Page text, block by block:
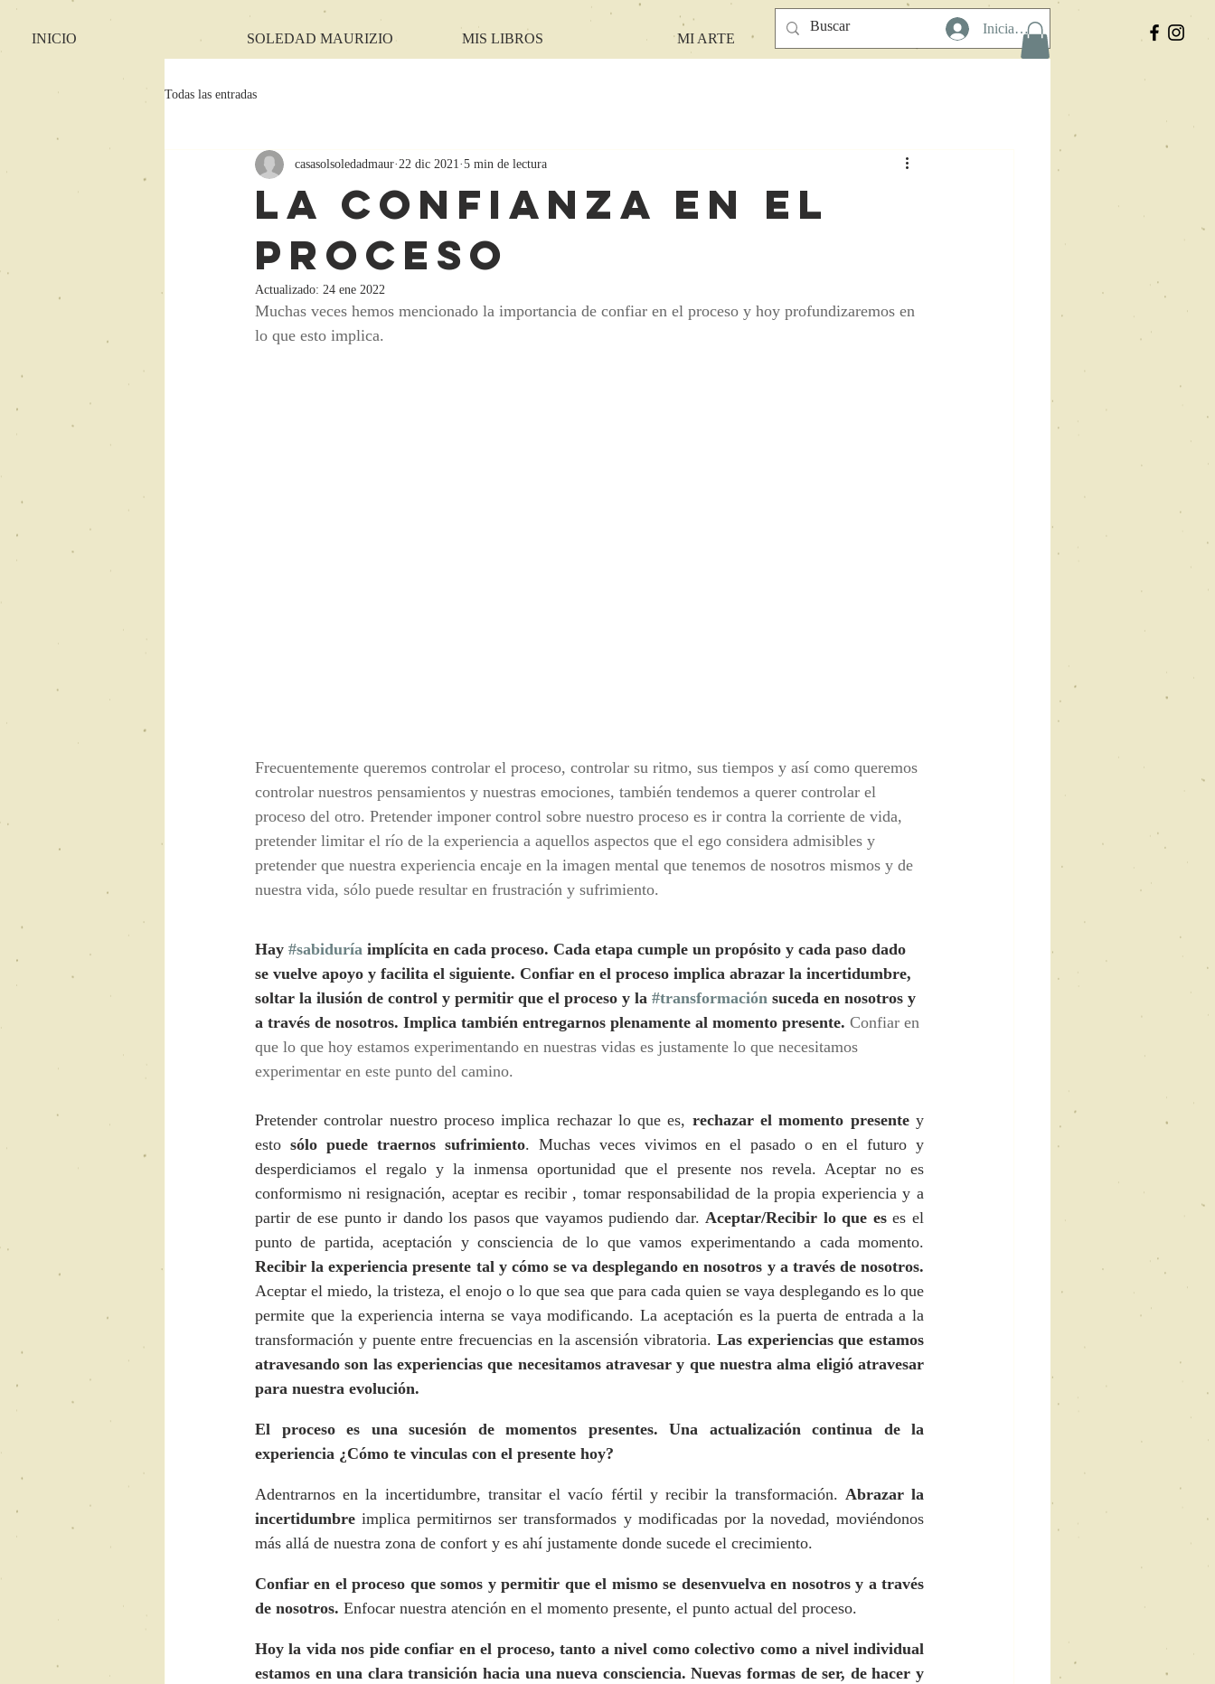
INICIO SOLEDAD MAURIZIO MIS LIBROS MI ARTE
Iniciar sesión
Todas las entradas
La confianza en el
proceso
casasolsoledadmaur 22 dic 2021 5 min de lectura
Actualizado: 24 ene 2022
Muchas veces hemos mencionado la importancia de confiar en el proceso y hoy profundizaremos en
lo que esto implica.
Frecuentemente queremos controlar el proceso, controlar su ritmo, sus tiempos y así como queremos
controlar nuestros pensamientos y nuestras emociones, también tendemos a querer controlar el
proceso del otro. Pretender imponer control sobre nuestro proceso es ir contra la corriente de vida,
pretender limitar el río de la experiencia a aquellos aspectos que el ego considera admisibles y
pretender que nuestra experiencia encaje en la imagen mental que tenemos de nosotros mismos y de
nuestra vida, sólo puede resultar en frustración y sufrimiento.
Hay #sabiduría implícita en cada proceso. Cada etapa cumple un propósito y cada paso dado
se vuelve apoyo y facilita el siguiente. Confiar en el proceso implica abrazar la incertidumbre,
soltar la ilusión de control y permitir que el proceso y la #transformación suceda en nosotros y
a través de nosotros. Implica también entregarnos plenamente al momento presente. Confiar en
que lo que hoy estamos experimentando en nuestras vidas es justamente lo que necesitamos
experimentar en este punto del camino.
Pretender controlar nuestro proceso implica rechazar lo que es, rechazar el momento presente y
esto sólo puede traernos sufrimiento. Muchas veces vivimos en el pasado o en el futuro y
desperdiciamos el regalo y la inmensa oportunidad que el presente nos revela. Aceptar no es
conformismo ni resignación, aceptar es recibir , tomar responsabilidad de la propia experiencia y a
partir de ese punto ir dando los pasos que vayamos pudiendo dar. Aceptar/Recibir lo que es es el
Recibir la experiencia presente tal y cómo se va desplegando en nosotros y a través de nosotros.
Aceptar el miedo, la tristeza, el enojo o lo que sea que para cada quien se vaya desplegando es lo que
permite que la experiencia interna se vaya modificando. La aceptación es la puerta de entrada a la
transformación y puente entre frecuencias en la ascensión vibratoria. Las experiencias que estamos
atravesando son las experiencias que necesitamos atravesar y que nuestra alma eligió atravesar
para nuestra evolución.
El proceso es una sucesión de momentos presentes. Una actualización continua de la
experiencia ¿Cómo te vinculas con el presente hoy?
Adentrarnos en la incertidumbre, transitar el vacío fértil y recibir la transformación. Abrazar la
incertidumbre implica permitirnos ser transformados y modificadas por la novedad, moviéndonos
más allá de nuestra zona de confort y es ahí justamente donde sucede el crecimiento.
Confiar en el proceso que somos y permitir que el mismo se desenvuelva en nosotros y a través
de nosotros. Enfocar nuestra atención en el momento presente, el punto actual del proceso.
Hoy la vida nos pide confiar en el proceso, tanto a nivel como colectivo como a nivel individual
estamos en una clara transición hacia una nueva consciencia. Nuevas formas de ser, de hacer y